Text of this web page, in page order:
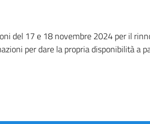
del 17 e 18 novembre 2024 per il
per dare la propria disponibilità a